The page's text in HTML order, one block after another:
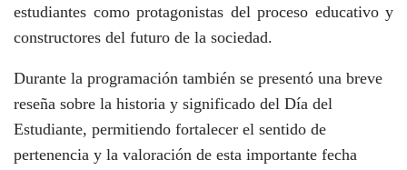
estudiantes como protagonistas del proceso educativo y
constructores del futuro de la sociedad.
Durante la programación también se presentó una breve
reseña sobre la historia y significado del Día del
Estudiante, permitiendo fortalecer el sentido de
pertenencia y la valoración de esta importante fecha